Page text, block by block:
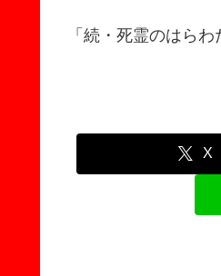
「続・死霊のはら
X